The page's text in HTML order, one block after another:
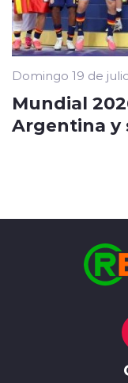
Domingo 19 de
Mundial
Argentina y